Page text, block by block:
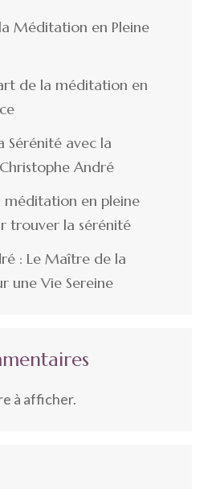
Méditation en Pleine
de la méditation en
Sérénité avec la
André
méditation en pleine
trouver la sérénité
: Le Maître de la
une Vie Sereine
à afficher.